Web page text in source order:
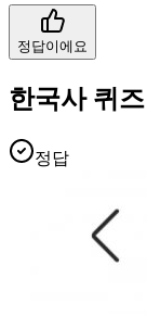
정답이에요
한국사 퀴즈
정답